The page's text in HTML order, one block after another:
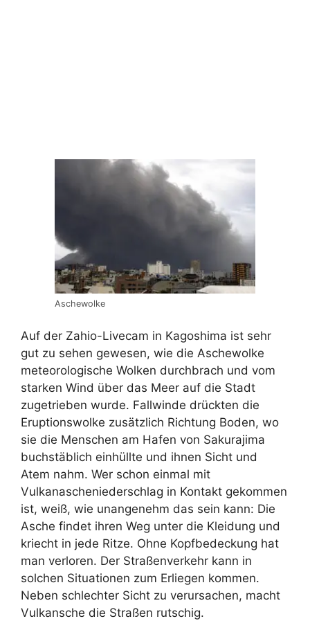
Aschewolke
Auf der Zahio-Livecam in Kagoshima ist sehr
gut zu sehen gewesen, wie die Aschewolke
meteorologische Wolken durchbrach und vom
starken Wind über das Meer auf die Stadt
zugetrieben wurde. Fallwinde drückten die
Eruptionswolke zusätzlich Richtung Boden, wo
sie die Menschen am Hafen von Sakurajima
buchstäblich einhüllte und ihnen Sicht und
Atem nahm. Wer schon einmal mit
Vulkanascheniederschlag in Kontakt gekommen
ist, weiß, wie unangenehm das sein kann: Die
Asche findet ihren Weg unter die Kleidung und
kriecht in jede Ritze. Ohne Kopfbedeckung hat
man verloren. Der Straßenverkehr kann in
solchen Situationen zum Erliegen kommen.
Neben schlechter Sicht zu verursachen, macht
Vulkansche die Straßen rutschig.